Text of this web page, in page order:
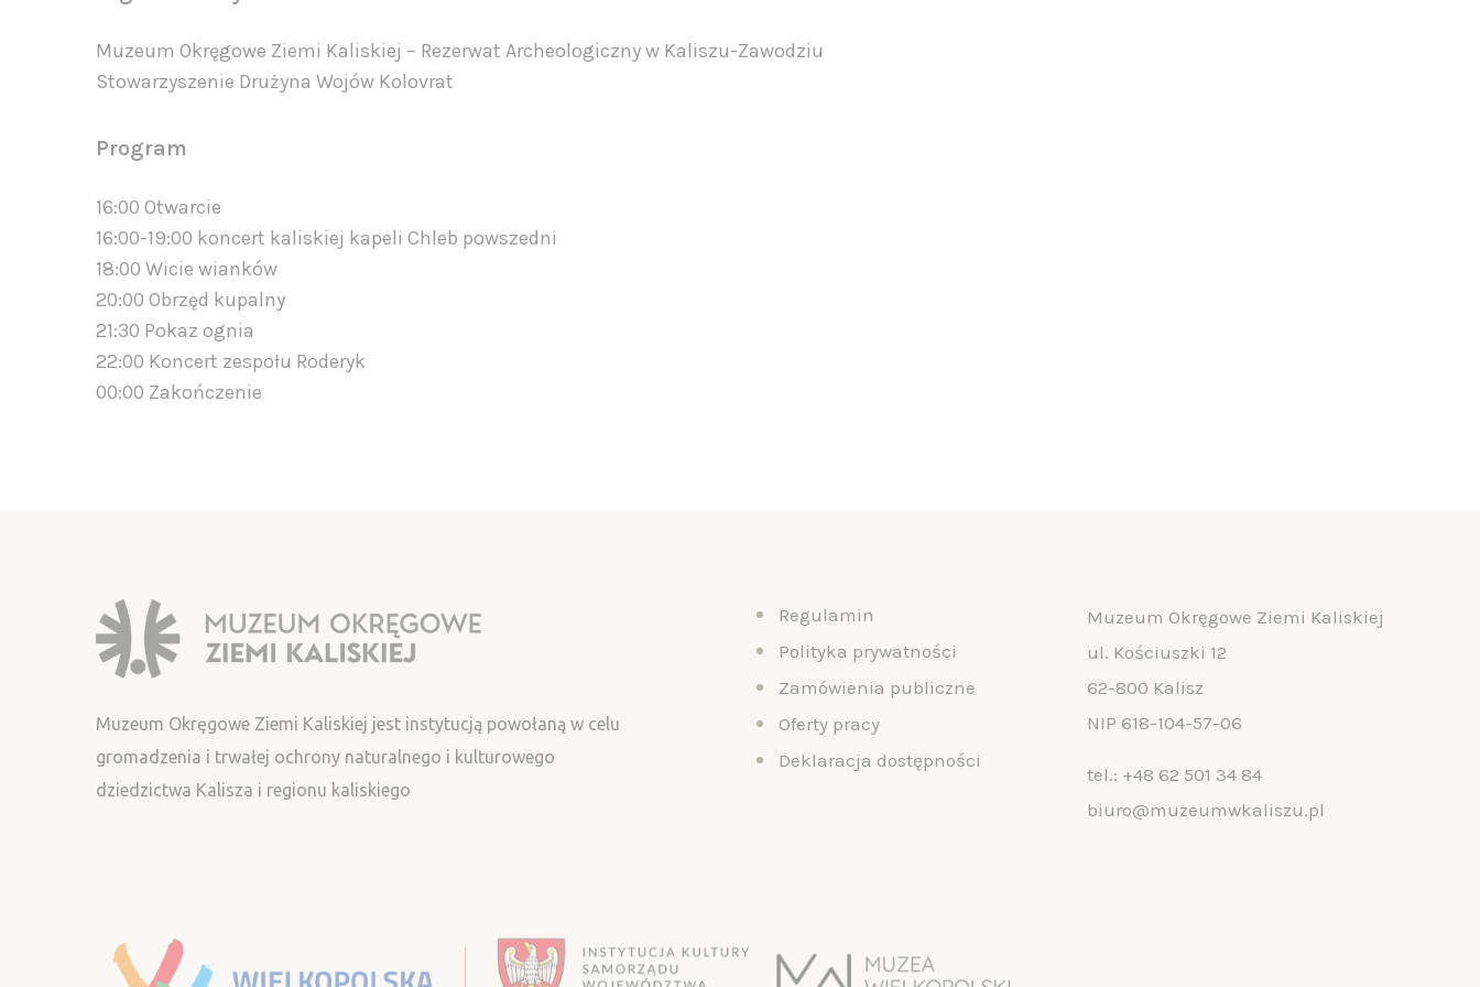
Muzeum Okręgowe Ziemi Kaliskiej – Rezerwat Archeologiczny w Kaliszu-Zawodziu
Stowarzyszenie Drużyna Wojów Kolovrat
Program
16:00 Otwarcie
16:00-19:00 koncert kaliskiej kapeli Chleb powszedni
18:00 Wicie wianków
20:00 Obrzęd kupalny
21:30 Pokaz ognia
22:00 Koncert zespołu Roderyk
00:00 Zakończenie
Muzeum Okręgowe Ziemi Kaliskiej jest instytucją powołaną w celu
gromadzenia i trwałej ochrony naturalnego i kulturowego
dziedzictwa Kalisza i regionu kaliskiego
Regulamin
Polityka prywatności
Zamówienia publiczne
Oferty pracy
Deklaracja dostępności
Muzeum Okręgowe Ziemi Kaliskiej
ul. Kościuszki 12
62-800 Kalisz
NIP 618-104-57-06
tel.: +48 62 501 34 84
biuro@muzeumwkaliszu.pl